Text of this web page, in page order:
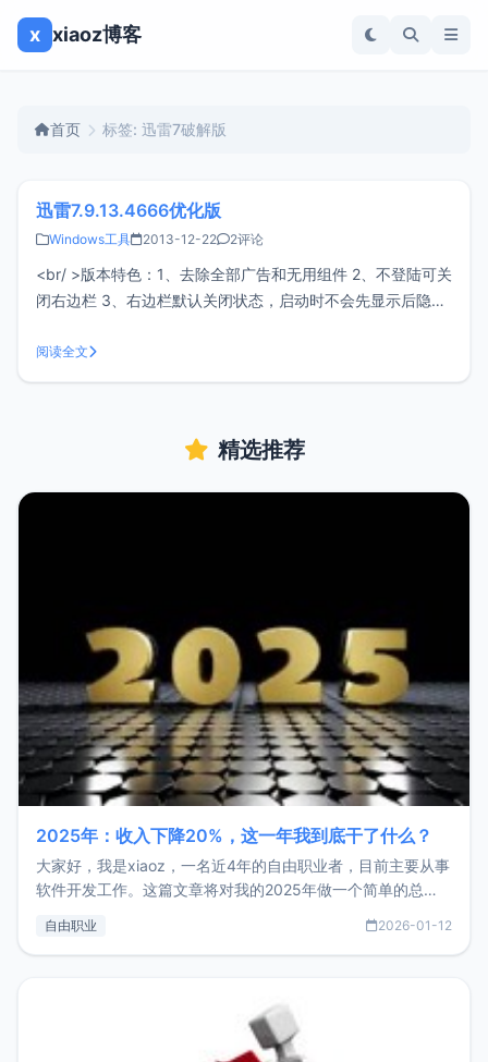
x xiaoz博客
首页 标签: 迅雷7破解版
迅雷7.9.13.4666优化版
Windows工具 2013-12-22 2评论
<br/ >版本特色：1、去除全部广告和无用组件 2、不登陆可关
闭右边栏 3、右边栏默认关闭状态，启动时不会先显示后隐藏
配置中可开启 5、Win7/Win8/Vista可以装在C盘（系统盘）使
用 6、领取过8g空间的非会员可使用离
阅读全文
精选推荐
2025年：收入下降20%，这一年我到底干了什么？
大家好，我是xiaoz，一名近4年的自由职业者，目前主要从事
软件开发工作。这篇文章将对我的2025年做一个简单的总
收入下降20%，但却过得很充实，2026年不求突破，但求保
自由职业 2026-01-12